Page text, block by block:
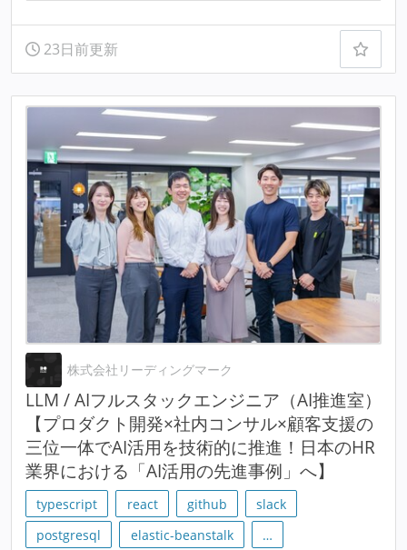
23日前更新
株式会社リーディングマーク
LLM / AIフルスタックエンジニア（AI推進室）
【プロダクト開発×社内コンサル×顧客支援の
三位一体でAI活用を技術的に推進！日本のHR
業界における「AI活用の先進事例」へ】
typescript react github
slack
postgresql
elastic-beanstalk …